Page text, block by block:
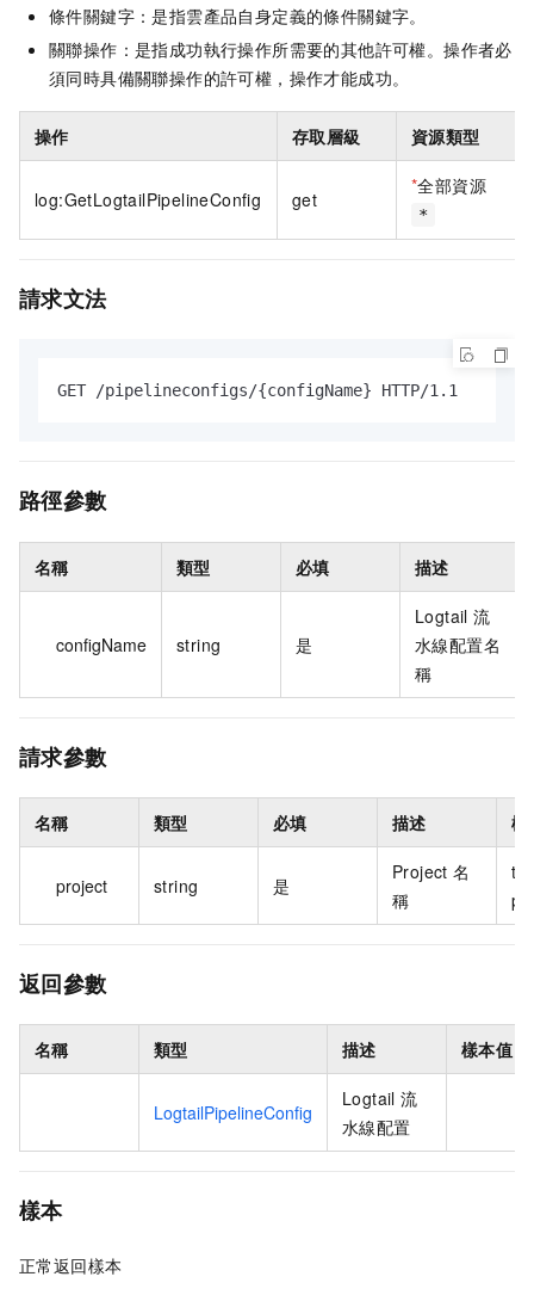
條件關鍵字：是指雲產品自身定義的條件關鍵字。
關聯操作：是指成功執行操作所需要的其他許可權。操作者必
須同時具備關聯操作的許可權，操作才能成功。
操作 存取層級 資源類型
log:GetLogtailPipelineConfig get
*全部資源
*
請求文法
GET /pipelineconfigs/{configName} HTTP/1.1
路徑參數
名稱 類型 必填 描述
configName string 是
Logtail 流
水線配置名
稱
請求參數
名稱 類型 必填 描述 樣
project string 是
Project 名
稱
返回參數
名稱 類型 描述 樣本值
LogtailPipelineConfig
Logtail 流
水線配置
樣本
正常返回樣本